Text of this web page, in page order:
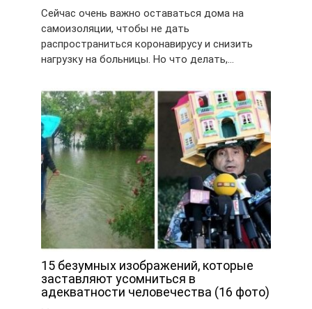
Сейчас очень важно оставаться дома на
самоизоляции, чтобы не дать
распространиться коронавирусу и снизить
нагрузку на больницы. Но что делать,…
15 безумных изображений, которые
заставляют усомниться в
адекватности человечества (16 фото)